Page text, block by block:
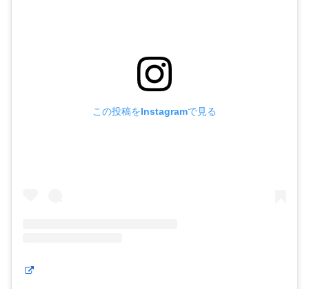
この投稿をInstagramで見る